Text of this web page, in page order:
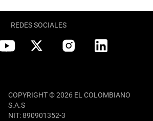
REDES SOCIALES
COPYRIGHT © 2026 EL COLOMBIANO
S.A.S
NIT: 890901352-3